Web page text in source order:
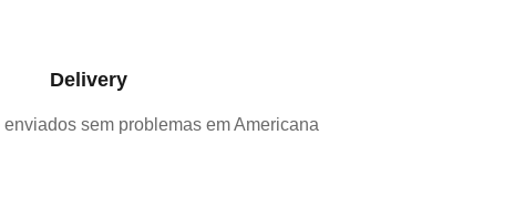
Delivery
sem problemas em Americana